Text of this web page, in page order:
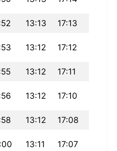
13:13 17:13
13:12 17:12
13:12 17:11
13:12 17:10
13:12 17:08
13:11 17:07